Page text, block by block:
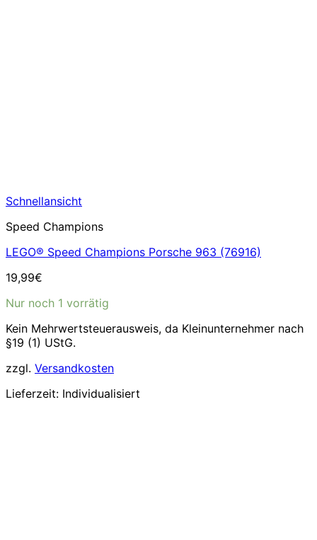
Schnellansicht
Speed Champions
LEGO® Speed Champions Porsche 963 (76916)
19,99€
Nur noch 1 vorrätig
Kein Mehrwertsteuerausweis, da Kleinunternehmer nach
§19 (1) UStG.
zzgl. Versandkosten
Lieferzeit: Individualisiert